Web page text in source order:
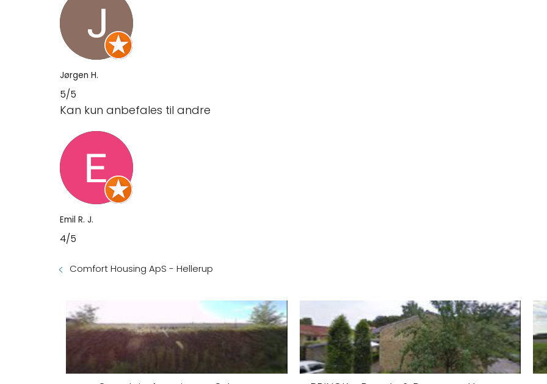
Jørgen H.
5/5
Kan kun anbefales til andre
Emil R. J.
4/5
Comfort Housing ApS - Hellerup